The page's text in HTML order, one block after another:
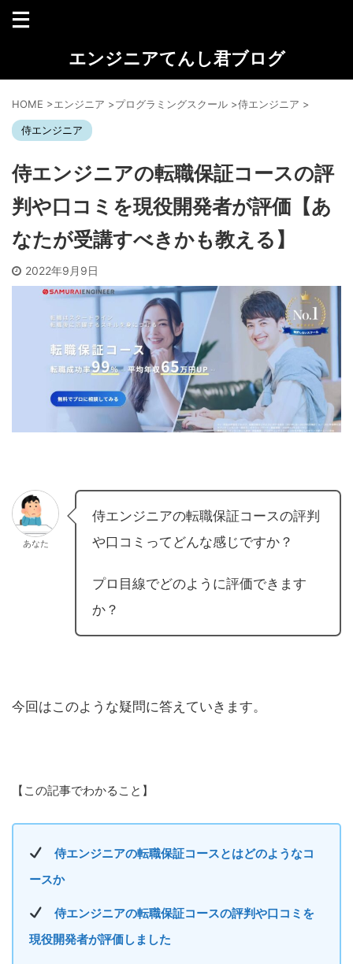
エンジニアてんし君ブログ
HOME >エンジニア >プログラミングスクール >侍エンジニア >
侍エンジニア
侍エンジニアの転職保証コースの評
判や口コミを現役開発者が評価【あ
なたが受講すべきかも教える】
2022年9月9日
あなた
侍エンジニアの転職保証コースの評判
や口コミってどんな感じですか？
プロ目線でどのように評価できます
か？
今回はこのような疑問に答えていきます。
【この記事でわかること】
侍エンジニアの転職保証コースとはどのようなコ
ースか
侍エンジニアの転職保証コースの評判や口コミを
現役開発者が評価しました